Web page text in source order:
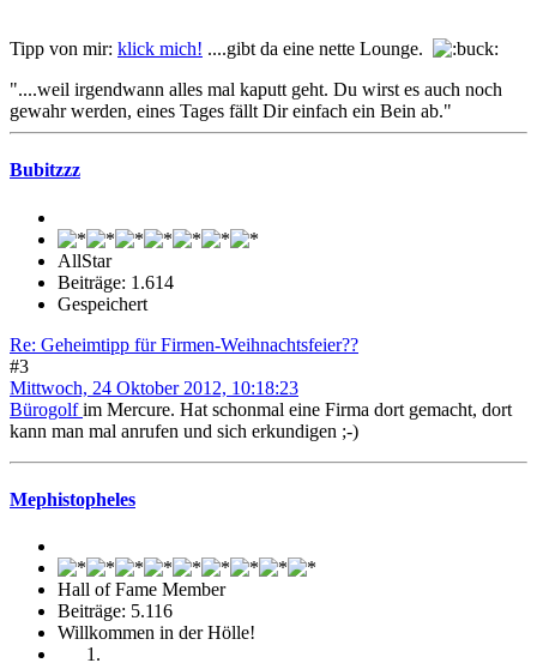
Tipp von mir: klick mich! ....gibt da eine nette Lounge.
"....weil irgendwann alles mal kaputt geht. Du wirst es auch noch
gewahr werden, eines Tages fällt Dir einfach ein Bein ab."
Bubitzzz
AllStar
Beiträge: 1.614
Gespeichert
Re: Geheimtipp für Firmen-Weihnachtsfeier??
#3
Mittwoch, 24 Oktober 2012, 10:18:23
Bürogolfim Mercure. Hat schonmal eine Firma dort gemacht, dort
kann man mal anrufen und sich erkundigen ;-)
Mephistopheles
Hall of Fame Member
Beiträge: 5.116
Willkommen in der Hölle!